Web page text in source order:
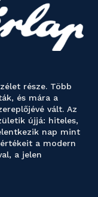
része. Több
és mára a
vált. Az
újjá: hiteles,
nap mint
a modern
a jelen